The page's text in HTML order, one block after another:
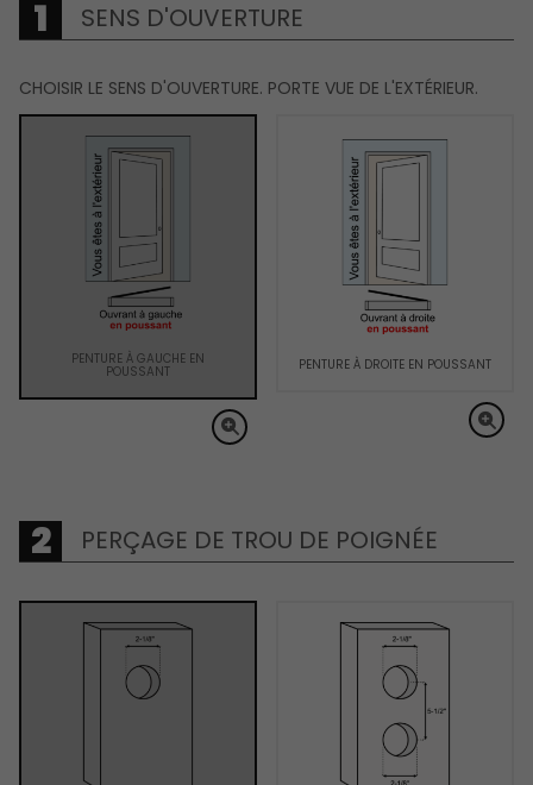
SENS D'OUVERTURE
CHOISIR LE SENS D'OUVERTURE. PORTE VUE DE L'EXTÉRIEUR.
PENTURE À GAUCHE EN
POUSSANT PENTURE À DROITE EN POUSSANT
PERÇAGE DE TROU DE POIGNÉE